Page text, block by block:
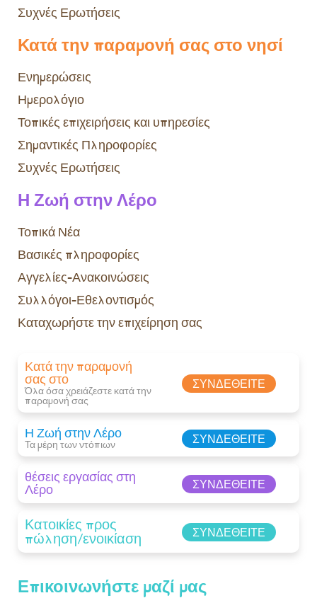
Επικοινωνήστε μαζί μας
Συχνές Ερωτήσεις
Κατά την παραμονή σας στο νησί
Ενημερώσεις
Ημερολόγιο
Τοπικές επιχειρήσεις και υπηρεσίες
Σημαντικές Πληροφορίες
Συχνές Ερωτήσεις
Η Ζωή στην Λέρο
Τοπικά Νέα
Βασικές πληροφορίες
Αγγελίες-Ανακοινώσεις
Συλλόγοι-Εθελοντισμός
Καταχωρήστε την επιχείρηση σας
Κατά την παραμονή
σας στο
Όλα όσα χρειάζεστε κατά την
παραμονή σας​
ΣΥΝΔΕΘΕΊΤΕ
Η Ζωή στην Λέρο
Τα μέρη των ντόπιων ΣΥΝΔΕΘΕΊΤΕ
θέσεις εργασίας στη
Λέρο ΣΥΝΔΕΘΕΊΤΕ
Κατοικίες προς
πώληση/ενοικίαση ΣΥΝΔΕΘΕΊΤΕ